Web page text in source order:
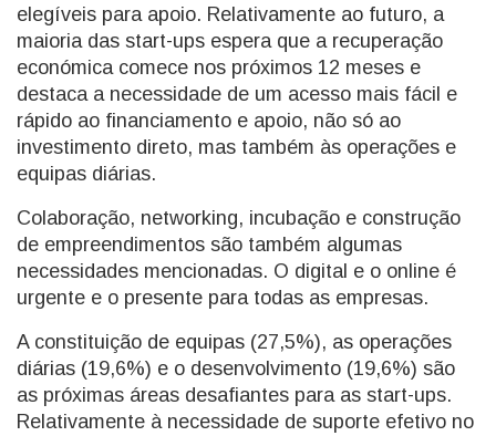
elegíveis para apoio. Relativamente ao futuro, a
maioria das start-ups espera que a recuperação
económica comece nos próximos 12 meses e
destaca a necessidade de um acesso mais fácil e
rápido ao financiamento e apoio, não só ao
investimento direto, mas também às operações e
equipas diárias.
Colaboração, networking, incubação e construção
de empreendimentos são também algumas
necessidades mencionadas. O digital e o online é
urgente e o presente para todas as empresas.
A constituição de equipas (27,5%), as operações
diárias (19,6%) e o desenvolvimento (19,6%) são
as próximas áreas desafiantes para as start-ups.
Relativamente à necessidade de suporte efetivo no